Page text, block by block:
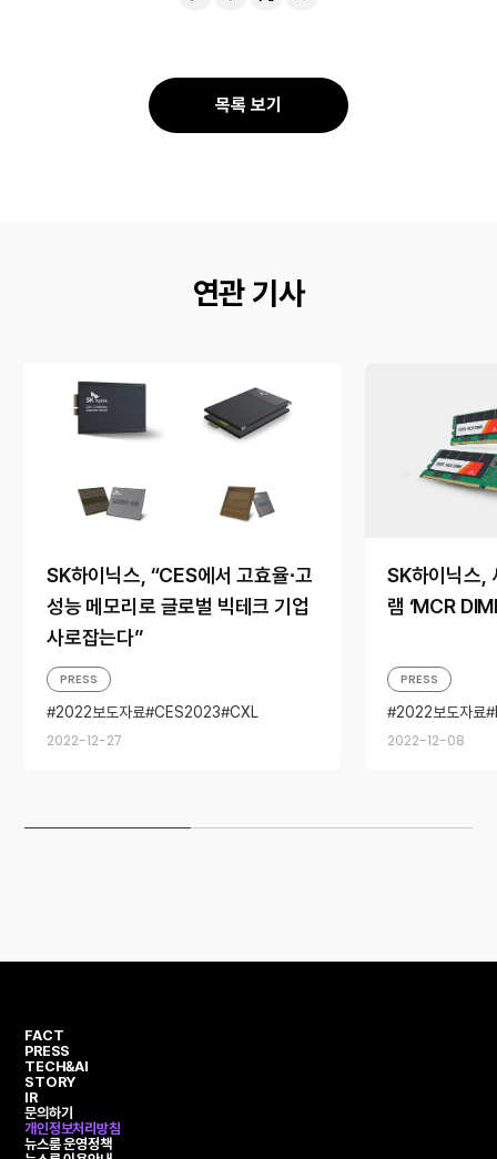
공
목록 보기
연관 기사
SK하이닉스, “CES에서 고효율∙고
성능 메모리로 글로벌 빅테크 기업
사로잡는다”
2022-12-27
PRESS
2022보도자료 CES2023 CXL
그린디지털솔루션
SK하이닉스,
램 ‘MCR
2022-12-08
PRESS
2022보도자료
FACT
PRESS
TECH&AI
STORY
IR
문의하기
개인정보처리방침
뉴스룸 운영정책